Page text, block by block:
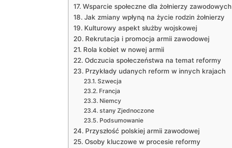
Wsparcie społeczne dla żołnierzy zawodowych
Jak zmiany wpłyną na życie rodzin żołnierzy
Kulturowy aspekt służby wojskowej
Rekrutacja i promocja armii zawodowej
Rola kobiet w nowej armii
Odczucia społeczeństwa na temat reformy
Przykłady udanych reform w innych krajach
Szwecja
Francja
Niemcy
stany Zjednoczone
Podsumowanie
Przyszłość polskiej armii zawodowej
Osoby kluczowe w procesie reformy